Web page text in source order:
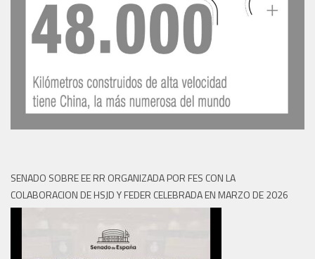
SENADO SOBRE EE RR ORGANIZADA POR FES CON LA
COLABORACION DE HSJD Y FEDER CELEBRADA EN MARZO DE 2026